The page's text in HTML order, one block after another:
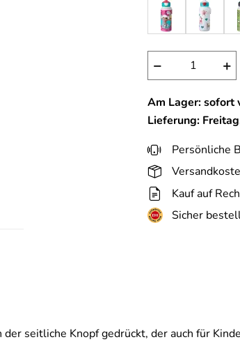
− +
Am Lager: sofort
Lieferung:
Persönliche
Kauf auf
Sicher
seitliche Knopf gedrückt, der auch für